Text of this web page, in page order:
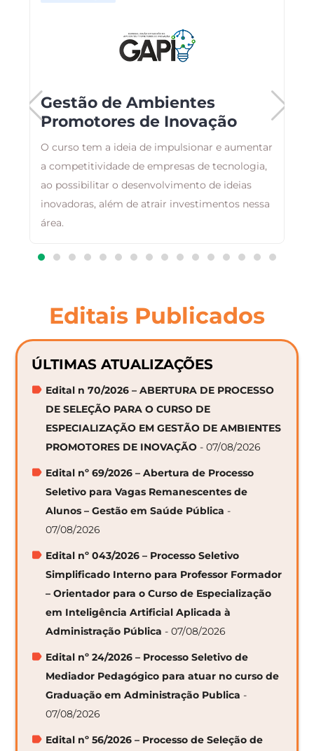
Gestão de Ambientes
Promotores de Inovação
O curso tem a ideia de impulsionar e aumentar
a competitividade de empresas de tecnologia,
ao possibilitar o desenvolvimento de ideias
inovadoras, além de atrair investimentos nessa
área.
Editais Publicados
ÚLTIMAS ATUALIZAÇÕES
Edital n 70/2026 – ABERTURA DE PROCESSO
DE SELEÇÃO PARA O CURSO DE
ESPECIALIZAÇÃO EM GESTÃO DE AMBIENTES
PROMOTORES DE INOVAÇÃO - 07/08/2026
Edital nº 69/2026 – Abertura de Processo
Seletivo para Vagas Remanescentes de
Alunos – Gestão em Saúde Pública -
07/08/2026
Edital nº 043/2026 – Processo Seletivo
Simplificado Interno para Professor Formador
– Orientador para o Curso de Especialização
em Inteligência Artificial Aplicada à
Administração Pública - 07/08/2026
Edital nº 24/2026 – Processo Seletivo de
Mediador Pedagógico para atuar no curso de
Graduação em Administração Publica -
07/08/2026
Edital nº 56/2026 – Processo de Seleção de